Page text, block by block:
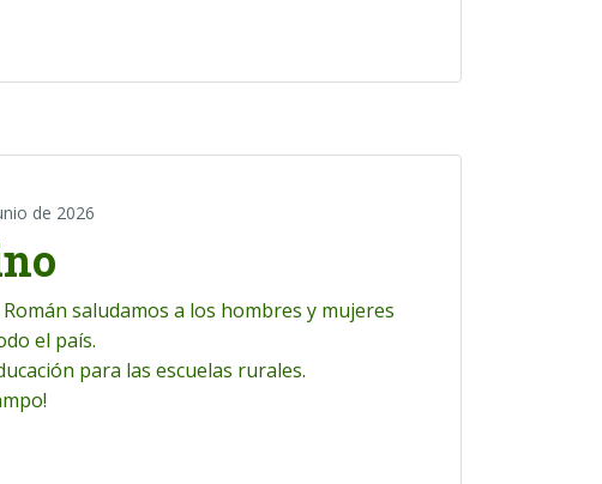
de 2026
saludamos a los hombres y mujeres
el país.
para las escuelas rurales.